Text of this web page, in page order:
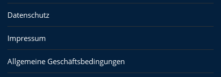
Datenschutz
Impressum
Allgemeine Geschäftsbedingungen